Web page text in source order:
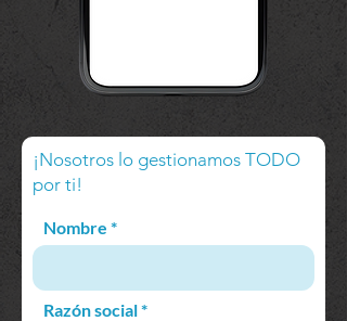
¡Nosotros lo gestionamos TODO
por ti!
Nombre
Razón social